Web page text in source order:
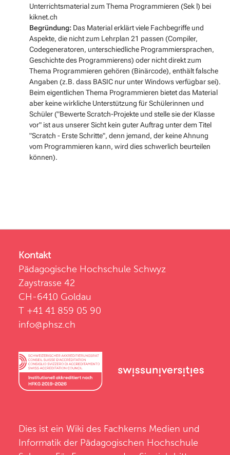
Unterrichtsmaterial zum Thema Programmieren (Sek l) bei
kiknet.ch
Begründung: Das Material erklärt viele Fachbegriffe und
Aspekte, die nicht zum Lehrplan 21 passen (Compiler,
Codegeneratoren, unterschiedliche Programmiersprachen,
Geschichte des Programmierens) oder nicht direkt zum
Thema Programmieren gehören (Binärcode), enthält falsche
Angaben (z.B. dass BASIC nur unter Windows verfügbar sei).
Beim eigentlichen Thema Programmieren bietet das Material
aber keine wirkliche Unterstützung für Schülerinnen und
Schüler ("Bewerte Scratch-Projekte und stelle sie der Klasse
vor" ist aus unserer Sicht kein guter Auftrag unter dem Titel
"Scratch - Erste Schritte", denn jemand, der keine Ahnung
vom Programmieren kann, wird dies schwerlich beurteilen
können).
Kontakt
Pädagogische Hochschule Schwyz
Zaystrasse 42
CH-6410 Goldau
T +41 41 859 05 90
info@phsz.ch
Dies ist ein Wiki des Fachkerns Medien und
Informatik der Pädagogischen Hochschule